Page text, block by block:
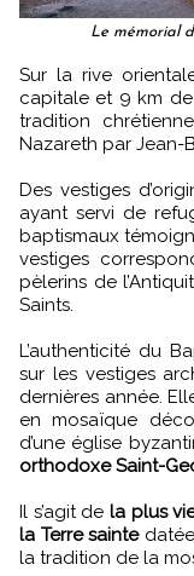
Le mémorial
Sur la rive orientale du Jourdain à 25 kilomètres de la
capitale et 9 km
tradition
Nazareth par Jean-
Des vestiges
ayant servi de
baptismaux
vestiges
pèlerins de
Saints.
L’authenticité du
sur les vestiges
dernières année.
en mosaïque
d’une église
orthodoxe Saint-
Il s’agit de la plus
la Terre saintedatée
la tradition de la